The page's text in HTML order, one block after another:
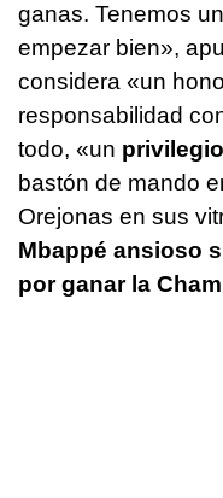
ganas. Tenemos
empezar bien»,
considera «un
responsabilidad
todo, «un
bastón de mando
Orejonas en sus
Mbappé ansioso
por ganar la